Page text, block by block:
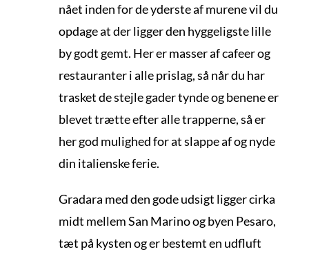
nået inden for de yderste af murene vil du
opdage at der ligger den hyggeligste lille
by godt gemt. Her er masser af cafeer og
restauranter i alle prislag, så når du har
trasket de stejle gader tynde og benene er
blevet trætte efter alle trapperne, så er
her god mulighed for at slappe af og nyde
din italienske ferie.
Gradara med den gode udsigt ligger cirka
midt mellem San Marino og byen Pesaro,
tæt på kysten og er bestemt en udfluft